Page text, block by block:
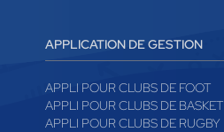
APPLICATION DE GESTION
APPLI POUR CLUBS DE FOOT
APPLI POUR CLUBS DE BASKET
APPLI POUR CLUBS DE RUGBY